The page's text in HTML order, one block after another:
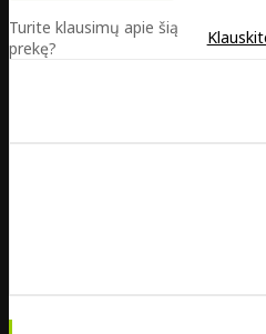
Turite klausimų apie šią
prekę?